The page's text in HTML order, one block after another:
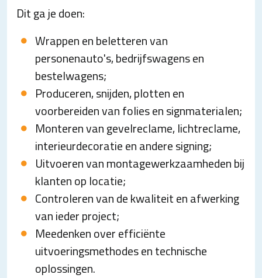
Dit ga je doen:
Wrappen en beletteren van
personenauto's, bedrijfswagens en
bestelwagens;
Produceren, snijden, plotten en
voorbereiden van folies en signmaterialen;
Monteren van gevelreclame, lichtreclame,
interieurdecoratie en andere signing;
Uitvoeren van montagewerkzaamheden bij
klanten op locatie;
Controleren van de kwaliteit en afwerking
van ieder project;
Meedenken over efficiënte
uitvoeringsmethodes en technische
oplossingen.